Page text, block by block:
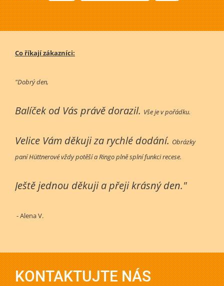
Co říkají zákazníci:
"Dobrý den,
Balíček od Vás právě dorazil. Vše je v pořádku.
Velice Vám děkuji za rychlé dodání. Obrázky
paní Hüttnerové vždy potěší a Ringo plně splní funkci recese.
Ještě jednou děkuji a přeji krásný den."
- Alena V.
KONTAKTUJTE NÁS